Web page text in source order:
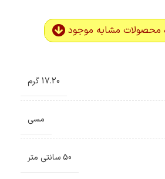
محصولات مشابه موجود
17.20 گرم
مسی
50 سانتی متر